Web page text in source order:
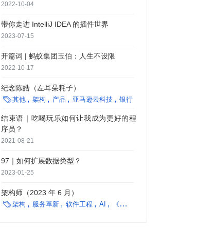
2022-10-04
带你走进 IntelliJ IDEA 的插件世界
2023-07-15
开篇词 | 蚂蚁集团玉伯：人生不设限
2022-10-17
纪念陈皓（左耳朵耗子）
其他 架构 产品 亚马逊云科技 银行
结束语｜吃喝玩乐如何让我成为更好的程
序员？
2021-08-21
97｜如何扩展数据类型？
2023-01-25
架构师（2023 年 6 月）
架构 服务革新 软件工程 AI 《架构师》月刊